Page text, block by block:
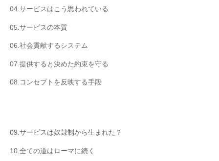
04.サービスはこう思われている
05.サービスの本質
06.社会貢献するシステム
07.提供すると決めた約束を守る
08.コンセプトを反映する手段
09.サービスは奴隷制から生まれた？
10.全ての道はローマに続く